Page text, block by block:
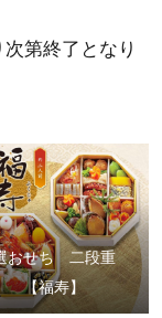
第終了となり
おせち 二段重
【福寿】